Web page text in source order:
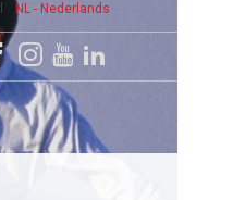
NL - Nederlands